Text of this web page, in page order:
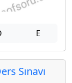
E
Sınavı